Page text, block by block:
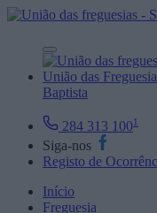
União das
Baptista
284 313 1001
Siga-nos
Registo de
Início
Freguesia